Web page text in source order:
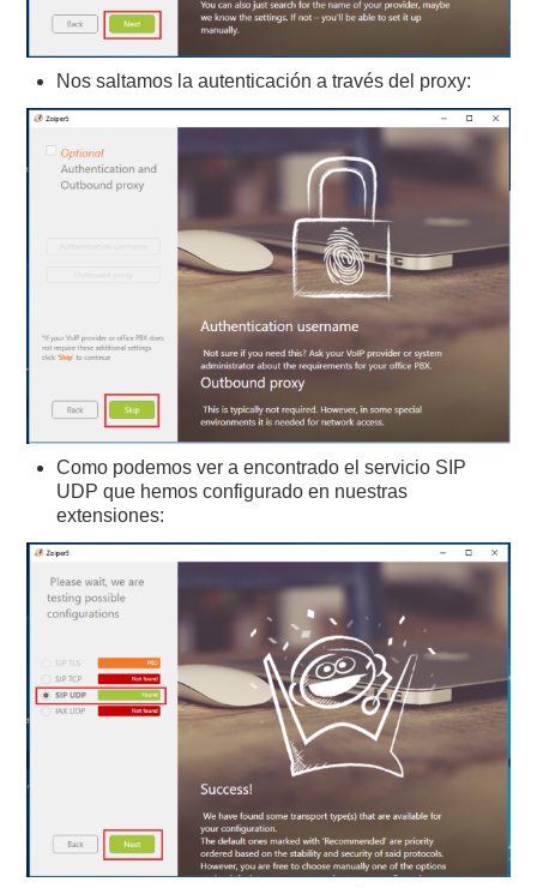
Nos saltamos la autenticación a través del proxy:
Como podemos ver a encontrado el servicio SIP
UDP que hemos configurado en nuestras
extensiones: